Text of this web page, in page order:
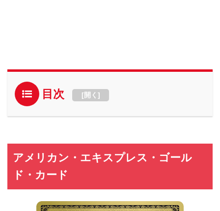
目次 [開く ]
アメリカン・エキスプレス・ゴール
ド・カード